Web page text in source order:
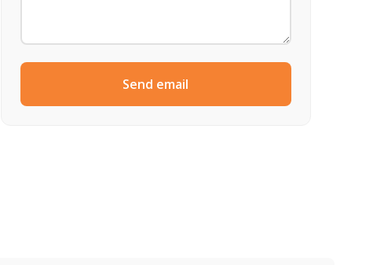
Send email